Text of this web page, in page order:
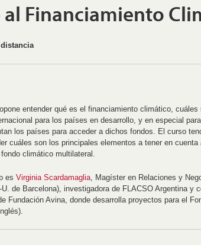
al Financiamiento
entender qué es el financiamiento climático,
para los países en desarrollo, y en especial
los países para acceder a dichos fondos. El curso
cuáles son los principales elementos a tener en cuenta
climático multilateral.
es Virginia Scardamaglia, Magíster en Relaciones y
de Barcelona), investigadora de FLACSO Argentina y
Fundación Avina, donde desarrolla proyectos para el